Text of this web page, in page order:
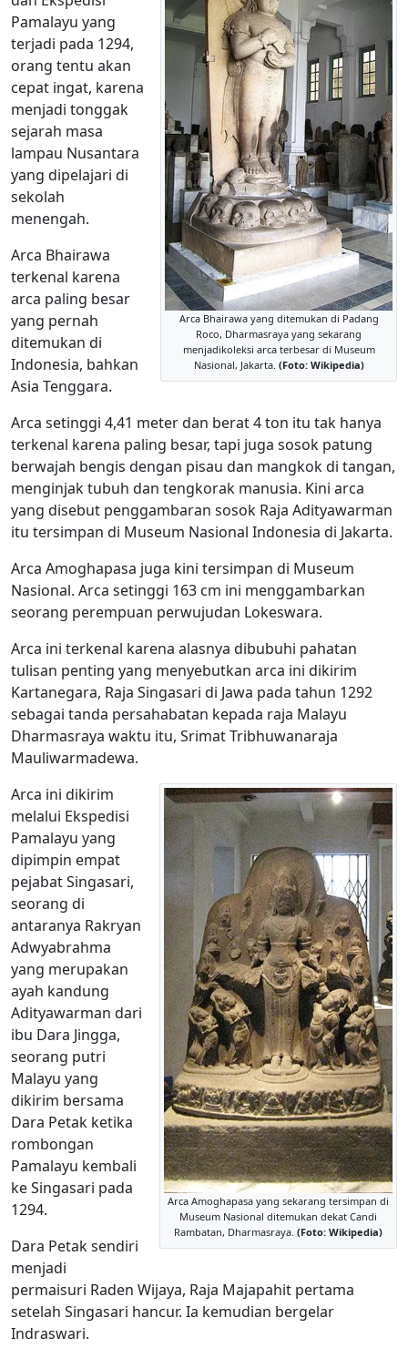
Arca Bhairawa yang ditemukan di Padang
Roco, Dharmasraya yang sekarang
menjadikoleksi arca terbesar di Museum
Nasional, Jakarta. (Foto: Wikipedia)
Pamalayu yang
terjadi pada 1294,
orang tentu akan
cepat ingat, karena
menjadi tonggak
sejarah masa
lampau Nusantara
yang dipelajari di
sekolah
menengah.
Arca Bhairawa
terkenal karena
arca paling besar
yang pernah
ditemukan di
Indonesia, bahkan
Asia Tenggara.
Arca setinggi 4,41 meter dan berat 4 ton itu tak hanya
terkenal karena paling besar, tapi juga sosok patung
berwajah bengis dengan pisau dan mangkok di tangan,
menginjak tubuh dan tengkorak manusia. Kini arca
yang disebut penggambaran sosok Raja Adityawarman
itu tersimpan di Museum Nasional Indonesia di Jakarta.
Arca Amoghapasa juga kini tersimpan di Museum
Nasional. Arca setinggi 163 cm ini menggambarkan
seorang perempuan perwujudan Lokeswara.
Arca ini terkenal karena alasnya dibubuhi pahatan
tulisan penting yang menyebutkan arca ini dikirim
Kartanegara, Raja Singasari di Jawa pada tahun 1292
sebagai tanda persahabatan kepada raja Malayu
Dharmasraya waktu itu, Srimat Tribhuwanaraja
Mauliwarmadewa.
Arca Amoghapasa yang sekarang tersimpan di
Museum Nasional ditemukan dekat Candi
Rambatan, Dharmasraya. (Foto: Wikipedia)
Arca ini dikirim
melalui Ekspedisi
Pamalayu yang
dipimpin empat
pejabat Singasari,
seorang di
antaranya Rakryan
Adwyabrahma
yang merupakan
ayah kandung
Adityawarman dari
ibu Dara Jingga,
seorang putri
Malayu yang
dikirim bersama
Dara Petak ketika
rombongan
Pamalayu kembali
ke Singasari pada
1294.
Dara Petak sendiri
menjadi
permaisuri Raden Wijaya, Raja Majapahit pertama
setelah Singasari hancur. Ia kemudian bergelar
Indraswari.